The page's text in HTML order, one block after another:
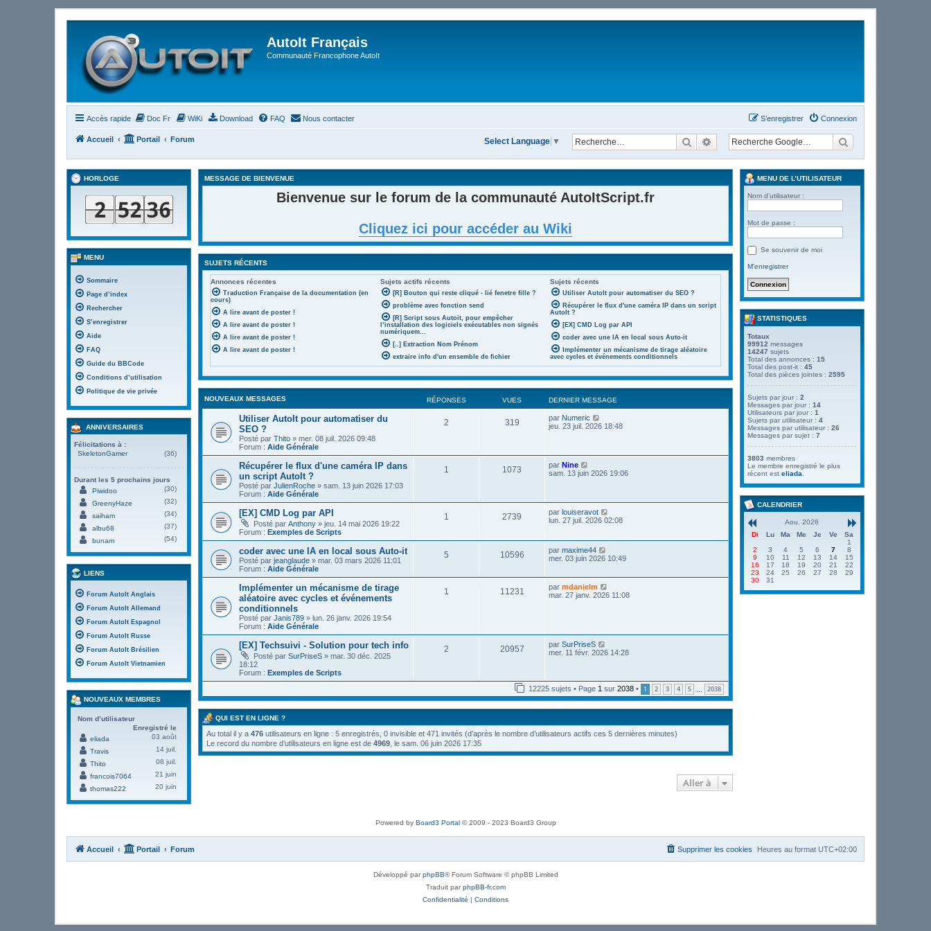
AutoIt Français
Communauté Francophone AutoIt
Accès rapide Doc Fr WiKi Download FAQ Nous contacter Connexion
S’enregistrer
Accueil Portail Forum RechercherRecherche avancée
Select Language ▼
MESSAGE DE BIENVENUE
Bienvenue sur le forum de la communauté AutoItScript.fr
Cliquez ici pour accéder au Wiki
SUJETS RÉCENTS
Annonces récentes Sujets actifs récents Sujets récents
Traduction Française de la documentation (en
cours)
A lire avant de poster !
A lire avant de poster !
A lire avant de poster !
A lire avant de poster !
[R] Bouton qui reste cliqué - lié fenetre fille ?
problème avec fonction send
[R] Script sous Autoit, pour empêcher
l’installation des logiciels exécutables non signés
numériquem...
[..] Extraction Nom Prénom
extraire info d'un ensemble de fichier
Utiliser AutoIt pour automatiser du SEO ?
Récupérer le flux d'une caméra IP dans un script
AutoIt ?
[EX] CMD Log par API
coder avec une IA en local sous Auto-it
Implémenter un mécanisme de tirage aléatoire
avec cycles et événements conditionnels
NOUVEAUX MESSAGES RÉPONSES VUES DERNIER MESSAGE
Utiliser AutoIt pour automatiser du
SEO ?
Posté par Thito » mer. 08 juil. 2026 09:48
Forum : Aide Générale
2 319 par Numeric
o
e
e
e
r
m
s
s
a
jeu. 23 juil. 2026 18:48
Récupérer le flux d'une caméra IP dans
un script AutoIt ?
Posté par JulienRoche » sam. 13 juin 2026 17:03
Forum : Aide Générale
1 1073 parNine
o
e
d
e
n
i
e
r
e
s
s
sam. 13 juin 2026 19:06
[EX] CMD Log par API
Posté par Anthony » jeu. 14 mai 2026 19:22
Forum : Exemples de Scripts
1 2739 parlouiseravot
o
l
d
r
i
s
a
lun. 27 juil. 2026 02:08
coder avec une IA en local sous Auto-it
Posté par jeanglaude » mar. 03 mars 2026 11:01
Forum : Aide Générale
5 10596 parmaxime44
o
e
d
r
m
s
a
g
e
mer. 03 juin 2026 10:49
Implémenter un mécanisme de tirage
aléatoire avec cycles et événements
conditionnels
Posté par Janis789 » lun. 26 janv. 2026 19:54
Forum : Aide Générale
1 11231 parmdanielm
o
d
r
r
m
e
s
a
g
mar. 27 janv. 2026 11:08
[EX] Techsuivi - Solution pour tech info
Posté par SurPriseS » mar. 30 déc. 2025
18:12
Forum : Exemples de Scripts
2 20957 parSurPriseS
o
d
e
r
i
e
m
mer. 11 févr. 2026 14:28
12225 sujets • Page 1 sur 2038 • 1 2 3 4 5 … 2038
QUI EST EN LIGNE ?
Au total il y a 476 utilisateurs en ligne : 5 enregistrés, 0 invisible et 471 invités (d’après le nombre d’utilisateurs actifs ces 5 dernières minutes)
Le record du nombre d’utilisateurs en ligne est de 4969 , le sam. 06 juin 2026 17:35
Aller à
HORLOGE
MENU
Sommaire
Page d’index
Rechercher
S’enregistrer
Aide
FAQ
Guide du BBCode
Conditions d’utilisation
Politique de vie privée
ANNIVERSAIRES
Félicitations à :
SkeletonGamer
(36)
Durant les 5 prochains jours
Piwidoo
(30)
GreenyHaze
(32)
saiham
(34)
albu68
(37)
bunam
(54)
LIENS
Forum AutoIt Anglais
Forum AutoIt Allemand
Forum AutoIt Espagnol
Forum AutoIt Russe
Forum AutoIt Brésilien
Forum AutoIt Vietnamien
NOUVEAUX MEMBRES
Nom d’utilisateur
Enregistré le
eliada
03 août
Travis
14 juil.
Thito
08 juil.
francois7064
21 juin
thomas222
20 juin
MENU DE L’UTILISATEUR
Nom d’utilisateur :
Mot de passe :
Se souvenir de moi
M’enregistrer
STATISTIQUES
Totaux
99912 messages
14247 sujets
Total des annonces : 15
Total des post-it : 45
Total des pièces jointes : 2595
Sujets par jour : 2
Messages par jour : 14
Utilisateurs par jour : 1
Sujets par utilisateur : 4
Messages par utilisateur : 26
Messages par sujet : 7
3803 membres
Le membre enregistré le plus
récent est eliada
CALENDRIER
Aou. 2026
Di
Lu Ma Me Je Ve
Sa
1
2
3 4 5 6 7
8
9
10 11 12 13 14
15
16
17 18 19 20 21
22
23
24 25 26 27 28
29
30
31
Powered by Board3 Portal© 2009 - 2023 Board3 Group
Accueil Portail Forum Heures au format UTC+02:00
Supprimer les cookies
Développé parphpBB® Forum Software © phpBB Limited
Traduit parphpBB-fr.com
Confidentialité | Conditions